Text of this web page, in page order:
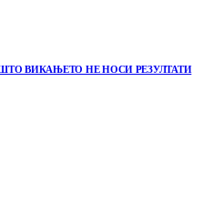
ВИКАЊЕТО НЕ НОСИ РЕЗУЛТАТИ